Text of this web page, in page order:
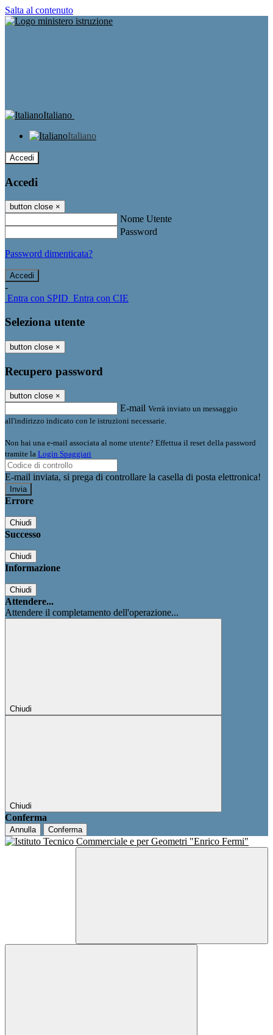
Salta al contenuto
Italiano
Italiano
Accedi
Accedi
button close ×
Nome Utente
Password
Password dimenticata?
-
Entra con SPID Entra con CIE
Seleziona utente
button close ×
Recupero password
button close ×
E-mail Verrà inviato un messaggio
all'indirizzo indicato con le istruzioni necessarie.
Non hai una e-mail associata al nome utente? Effettua il reset della password
tramite la Login Spaggiari
E-mail inviata, si prega di controllare la casella di posta elettronica!
Errore
Chiudi
Successo
Chiudi
Informazione
Chiudi
Attendere...
Attendere il completamento dell'operazione...
Chiudi
Chiudi
Conferma
Annulla Conferma